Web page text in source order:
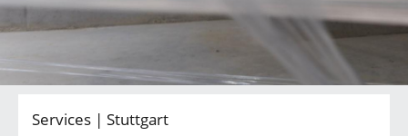
Services | Stuttgart